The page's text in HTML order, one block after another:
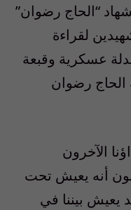
“الحاج رضوان”
لقراءة
عسكرية وقبعة
رضوان
الآخرون
أنه يعيش تحت
يعيش بيننا في